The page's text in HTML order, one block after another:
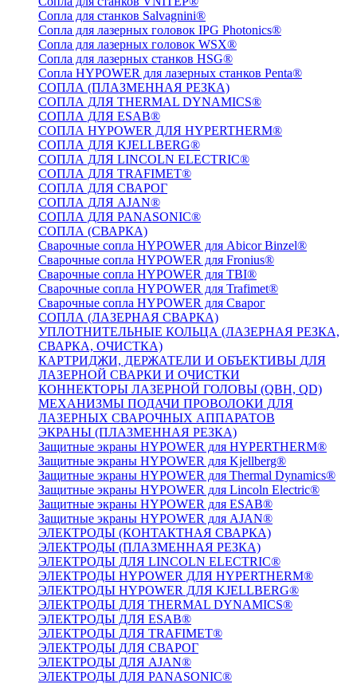
Сопла для станков Salvagnini®
Сопла для лазерных головок IPG Photonics®
Сопла для лазерных головок WSX®
Сопла для лазерных станков HSG®
Сопла HYPOWER для лазерных станков Penta®
СОПЛА (ПЛАЗМЕННАЯ РЕЗКА)
СОПЛА ДЛЯ THERMAL DYNAMICS®
СОПЛА ДЛЯ ESAB®
СОПЛА HYPOWER ДЛЯ HYPERTHERM®
СОПЛА ДЛЯ KJELLBERG®
СОПЛА ДЛЯ LINCOLN ELECTRIC®
СОПЛА ДЛЯ TRAFIMET®
СОПЛА ДЛЯ СВАРОГ
СОПЛА ДЛЯ AJAN®
СОПЛА ДЛЯ PANASONIC®
СОПЛА (СВАРКА)
Сварочные сопла HYPOWER для Abicor Binzel®
Сварочные сопла HYPOWER для Fronius®
Сварочные сопла HYPOWER для TBI®
Сварочные сопла HYPOWER для Trafimet®
Сварочные сопла HYPOWER для Сварог
СОПЛА (ЛАЗЕРНАЯ СВАРКА)
УПЛОТНИТЕЛЬНЫЕ КОЛЬЦА (ЛАЗЕРНАЯ РЕЗКА,
СВАРКА, ОЧИСТКА)
КАРТРИДЖИ, ДЕРЖАТЕЛИ И ОБЪЕКТИВЫ ДЛЯ
ЛАЗЕРНОЙ СВАРКИ И ОЧИСТКИ
КОННЕКТОРЫ ЛАЗЕРНОЙ ГОЛОВЫ (QBH, QD)
МЕХАНИЗМЫ ПОДАЧИ ПРОВОЛОКИ ДЛЯ
ЛАЗЕРНЫХ СВАРОЧНЫХ АППАРАТОВ
ЭКРАНЫ (ПЛАЗМЕННАЯ РЕЗКА)
Защитные экраны HYPOWER для HYPERTHERM®
Защитные экраны HYPOWER для Kjellberg®
Защитные экраны HYPOWER для Thermal Dynamics®
Защитные экраны HYPOWER для Lincoln Electric®
Защитные экраны HYPOWER для ESAB®
Защитные экраны HYPOWER для AJAN®
ЭЛЕКТРОДЫ (КОНТАКТНАЯ СВАРКА)
ЭЛЕКТРОДЫ (ПЛАЗМЕННАЯ РЕЗКА)
ЭЛЕКТРОДЫ ДЛЯ LINCOLN ELECTRIC®
ЭЛЕКТРОДЫ HYPOWER ДЛЯ HYPERTHERM®
ЭЛЕКТРОДЫ HYPOWER ДЛЯ KJELLBERG®
ЭЛЕКТРОДЫ ДЛЯ THERMAL DYNAMICS®
ЭЛЕКТРОДЫ ДЛЯ ESAB®
ЭЛЕКТРОДЫ ДЛЯ TRAFIMET®
ЭЛЕКТРОДЫ ДЛЯ СВАРОГ
ЭЛЕКТРОДЫ ДЛЯ AJAN®
ЭЛЕКТРОДЫ ДЛЯ PANASONIC®